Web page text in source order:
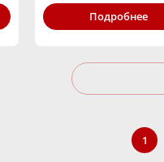
250 Подробнее
1